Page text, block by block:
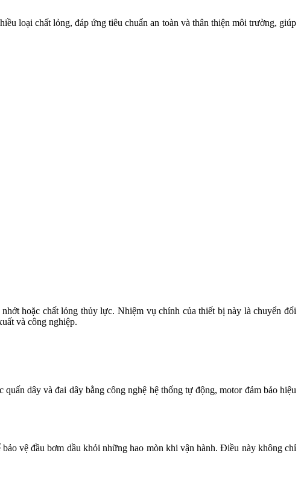
loại chất lỏng, đáp ứng tiêu chuẩn an toàn và thân thiện môi trường, giúp
hoặc chất lỏng thủy lực. Nhiệm vụ chính của thiết bị này là chuyển đổi
và công nghiệp.
dây và đai dây bằng công nghệ hệ thống tự động, motor đảm bảo hiệu
vệ đầu bơm dầu khỏi những hao mòn khi vận hành. Điều này không chỉ